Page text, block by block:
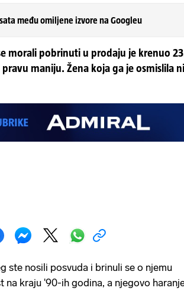
među omiljene izvore na Googleu
morali pobrinuti u prodaju je krenuo
maniju. Žena koja ga je osmislila
ste nosili posvuda i brinuli se o njemu
na kraju '90-ih godina, a njegovo